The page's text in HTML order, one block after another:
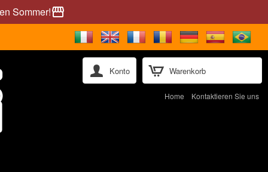
Sommer!storefront
Warenkorb
Konto
Home Kontaktieren Sie uns